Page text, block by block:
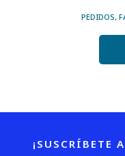
PEDIDOS,
¡SUSCRÍBETE